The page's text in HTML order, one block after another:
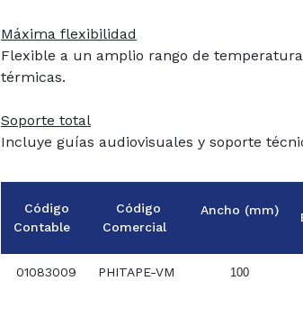
Máxima flexibilidad
Flexible a un amplio rango de
térmicas.
Soporte total
Incluye guías audiovisuales y soporte
Código
Contable
Código
Comercial
Ancho (mm)
01083009 PHITAPE-VM 100